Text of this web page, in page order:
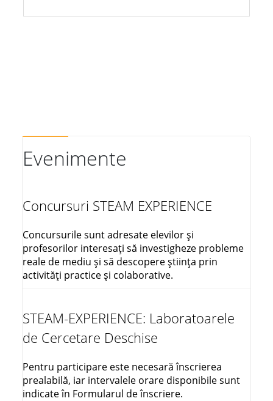
Evenimente
Concursuri STEAM EXPERIENCE
Concursurile sunt adresate elevilor și
profesorilor interesați să investigheze probleme
reale de mediu și să descopere știința prin
activități practice și colaborative.
STEAM-EXPERIENCE: Laboratoarele
de Cercetare Deschise
Pentru participare este necesară înscrierea
prealabilă, iar intervalele orare disponibile sunt
indicate în Formularul de înscriere.